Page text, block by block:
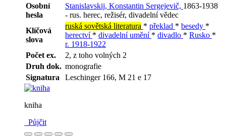
Osobní
hesla
Stanislavskij, Konstantin Sergejevič, 1863-1938
- rus. herec, režisér, divadelní vědec
Klíčová
slova
ruská sovětská literatura * překlad * besedy *
herectví * divadelní umění * divadlo * Rusko *
r. 1918-1922
Počet ex.
2, z toho volných 2
Druh dok. monografie
Signatura
Leschinger 166, M 21 e 17
kniha
Půjčit